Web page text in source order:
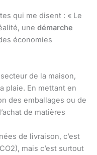
qui me disent : « Le
une démarche
économies
de la maison,
plaie. En mettant en
des emballages ou de
de matières
de livraison, c’est
mais c’est surtout